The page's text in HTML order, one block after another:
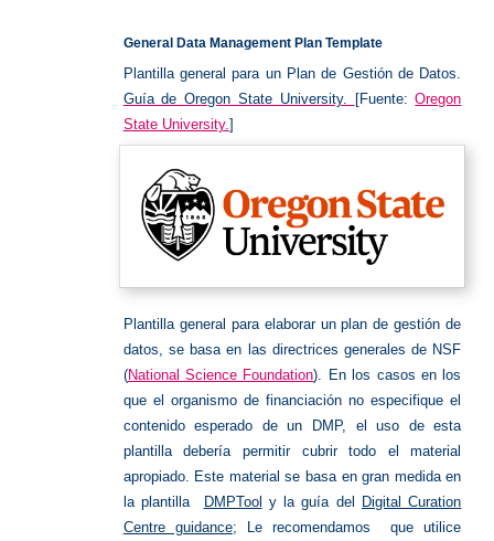
General Data Management Plan Template
Plantilla general para un Plan de Gestión de Datos.
Guía de Oregon State University.
[Fuente:Oregon
State University.]
Plantilla general para elaborar un plan de gestión de
datos, se basa en las directrices generales de NSF
(National Science Foundation). En los casos en los
que el organismo de financiación no especifique el
contenido esperado de un DMP, el uso de esta
plantilla debería permitir cubrir todo el material
apropiado. Este material se basa en gran medida en
la plantilla
DMPTool y la guía del
Digital Curation
Centre guidance;
Le recomendamos que utilice